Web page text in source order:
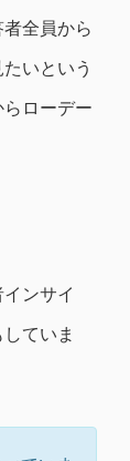
全員から
いという
ローデー
ンサイ
ていま